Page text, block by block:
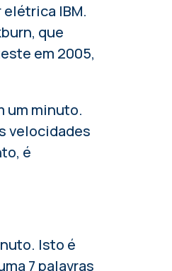
IBM.
que
em 2005,
um minuto.
velocidades
é
Isto é
7 palavras